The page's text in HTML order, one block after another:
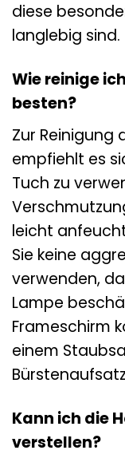
diese
langlebig sind.
Wie reinige
besten?
Zur Reinigung
empfiehlt es
Tuch zu
leicht
Sie keine
verwenden,
Lampe
Frameschirm
einem
Kann ich die
verstellen?